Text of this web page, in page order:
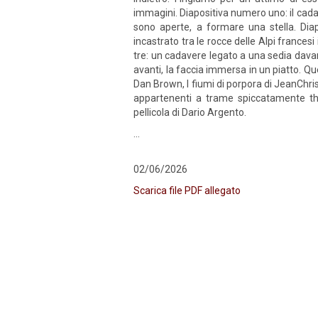
immagini. Diapositiva numero uno: il
sono aperte, a formare una stella.
incastrato tra le rocce delle Alpi
tre: un cadavere legato a una sedia
avanti, la faccia immersa in un piatto.
Dan Brown, I fiumi di porpora di
appartenenti a trame spiccatamente
pellicola di Dario Argento.
02/06/2026
Scarica file PDF allegato